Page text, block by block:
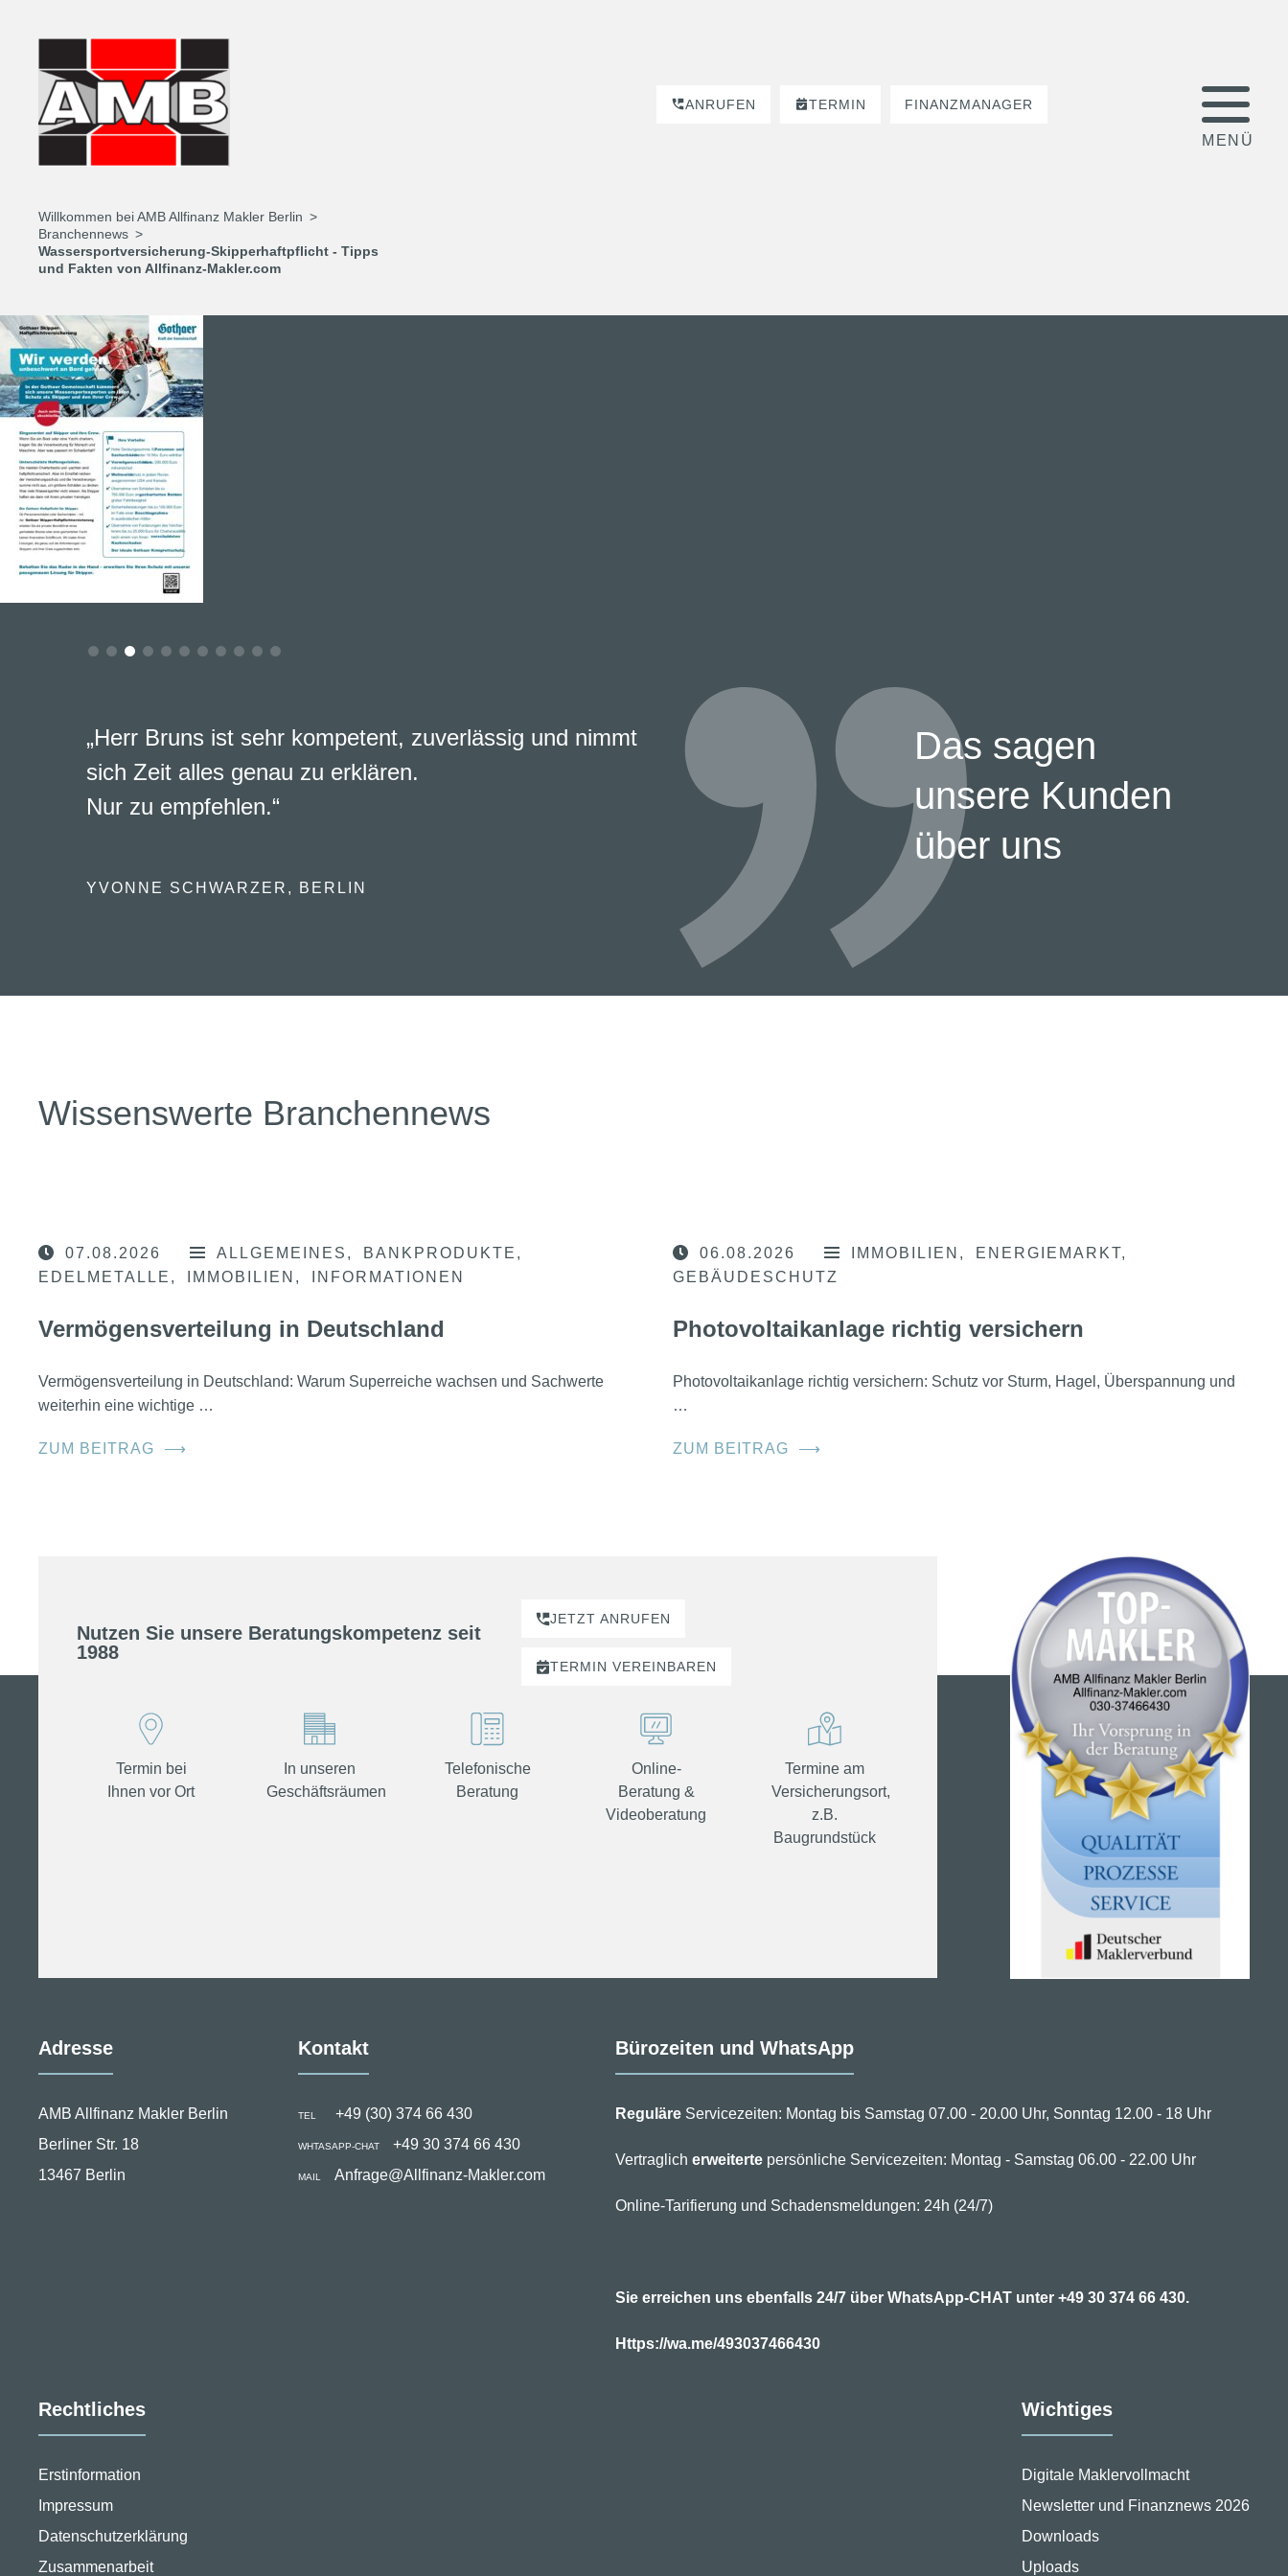
ANRUFEN TERMIN FINANZMANAGER
Willkommen bei AMB Allfinanz Makler Berlin
Branchennews
Wassersportversicherung-Skipperhaftpflicht - Tipps
und Fakten von Allfinanz-Makler.com
Das sagen
unsere Kunden
über uns
„Herr Bruns ist sehr kompetent, zuverlässig und nimmt
sich Zeit alles genau zu erklären.
Nur zu empfehlen.“
YVONNE SCHWARZER, BERLIN
Wissenswerte Branchennews
07.08.2026 ALLGEMEINES
BANKPRODUKTE
EDELMETALLE
IMMOBILIEN INFORMATIONEN
Vermögensverteilung in Deutschland
Vermögensverteilung in Deutschland: Warum Superreiche wachsen und Sachwerte
weiterhin eine wichtige …
ZUM BEITRAG ⟶
06.08.2026 IMMOBILIEN
ENERGIEMARKT
GEBÄUDESCHUTZ
Photovoltaikanlage richtig versichern
Photovoltaikanlage richtig versichern: Schutz vor Sturm, Hagel, Überspannung und
…
ZUM BEITRAG ⟶
Nutzen Sie unsere Beratungskompetenz seit
1988
JETZT ANRUFEN
TERMIN VEREINBAREN
Termin bei
Ihnen vor Ort
In unseren
Geschäftsräumen
Telefonische
Beratung
Online-
Beratung &
Videoberatung
Termine am
Versicherungsort,
z.B.
Baugrundstück
Adresse
AMB Allfinanz Makler Berlin
Berliner Str. 18
13467 Berlin
Kontakt
TEL +49 (30) 374 66 430
WHTASAPP-CHAT +49 30 374 66 430
MAIL Anfrage@Allfinanz-Makler.com
Bürozeiten und WhatsApp
ReguläreServicezeiten: Montag bis Samstag 07.00 - 20.00 Uhr, Sonntag 12.00 - 18 Uhr
Vertraglich erweitertepersönliche Servicezeiten: Montag - Samstag 06.00 - 22.00 Uhr
Online-Tarifierung und Schadensmeldungen: 24h (24/7)
Sie erreichen uns ebenfalls 24/7 über WhatsApp-CHAT unter +49 30 374 66 430.
Https://wa.me/493037466430
Rechtliches
Erstinformation
Impressum
Datenschutzerklärung
Zusammenarbeit
Wichtiges
Digitale Maklervollmacht
Newsletter und Finanznews 2026
Downloads
Uploads